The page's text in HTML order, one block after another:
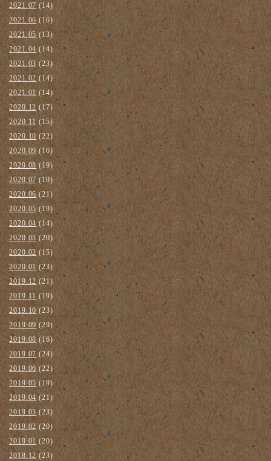
2021.07(14)
2021.06(16)
2021.05 (13)
2021.04(14)
2021.03(23)
2021.02(14)
2021.01 (14)
2020.12(17)
2020.11(15)
2020.10(22)
2020.09(16)
2020.08 (19)
2020.07(19)
2020.06(21)
2020.05(19)
2020.04 (14)
2020.03(20)
2020.02 (15)
2020.01 (23)
2019.12(21)
2019.11(19)
2019.10 (23)
2019.09(29)
2019.08(16)
2019.07(24)
2019.06 (22)
2019.05(19)
2019.04(21)
2019.03(23)
2019.02 (20)
2019.01(20)
2018.12(23)